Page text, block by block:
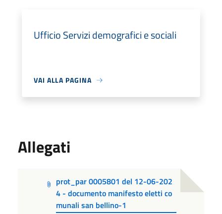
Ufficio Servizi demografici e sociali
VAI ALLA PAGINA
Allegati
prot_par 0005801 del 12-06-202
4 - documento manifesto eletti co
munali san bellino-1